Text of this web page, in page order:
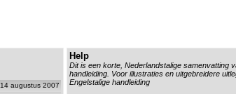
14 augustus 2007
Help
Dit is een korte, Nederlandstalige samenvatting
handleiding. Voor illustraties en uitgebreidere
Engelstalige handleiding